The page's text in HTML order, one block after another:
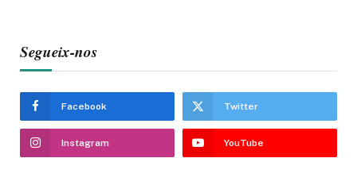
Segueix-nos
Facebook Twitter
Instagram YouTube